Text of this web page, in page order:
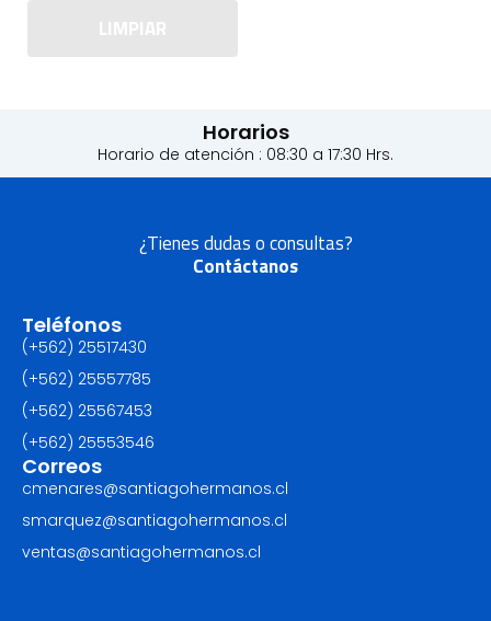
LIMPIAR
Horarios
Horario de atención : 08:30 a 17:30 Hrs.
¿Tienes dudas o consultas?
Contáctanos
Teléfonos
(+562) 25517430‬
(+562) 25557785
(+562) 25567453‬
(+562) ‪25553546
Correos
cmenares@santiagohermanos.cl
smarquez@santiagohermanos.cl
ventas@santiagohermanos.cl